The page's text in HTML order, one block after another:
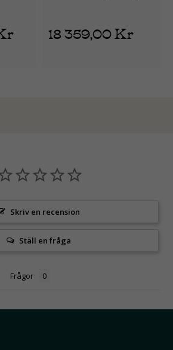
18 359,00 Kr
Skriv en recension
Ställ en fråga
Frågor